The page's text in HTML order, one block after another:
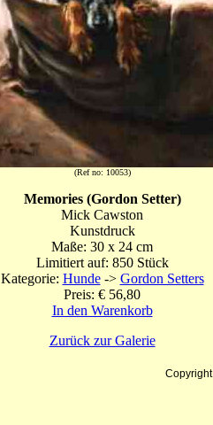
(Ref no: 10053)
Memories (Gordon Setter)
Mick Cawston
Kunstdruck
Maße: 30 x 24 cm
Limitiert auf: 850 Stück
Kategorie: Hunde-> Gordon Setters
Preis: € 56,80
In den Warenkorb
Zurück zur Galerie